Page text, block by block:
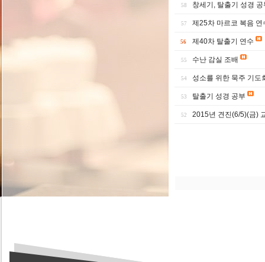
58 창세기, 탈출기 성경 공
57 제25차 마르코 복음 연
56 제40차 탈출기 연수
55 수난 감실 조배
54 성소를 위한 묵주 기도
53 탈출기 성경 공부
52 2015년 견진(6/5)(금)